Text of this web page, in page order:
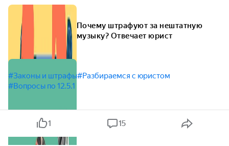
Почему штрафуют за нештатную
музыку? Отвечает юрист
#Законы и штрафы#Разбираемся с юристом
#Вопросы по 12.5.1
1 15